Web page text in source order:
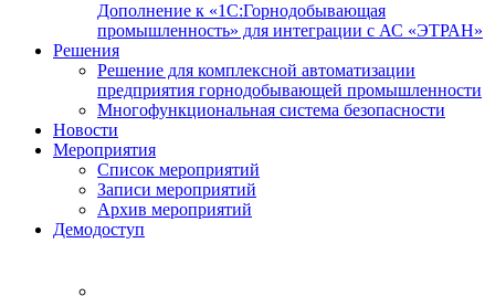
Дополнение к «1С:Горнодобывающая
промышленность» для интеграции с АС «ЭТРАН»
Решения
Решение для комплексной автоматизации
предприятия горнодобывающей промышленности
Многофункциональная система безопасности
Новости
Мероприятия
Список мероприятий
Записи мероприятий
Архив мероприятий
Демодоступ